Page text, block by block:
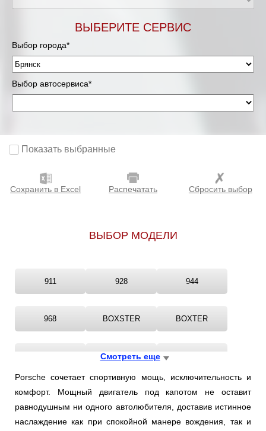
ВЫБЕРИТЕ СЕРВИС
Выбор города*
Выбор автосервиса*
Показать выбранные
Сохранить в Excel Распечатать Сбросить выбор
ВЫБОР МОДЕЛИ
911 928 944
968 BOXSTER BOXTER
CAYMAN
PANAMERA
Смотреть еще
Porsche сочетает спортивную мощь, исключительность и
комфорт. Мощный двигатель под капотом не оставит
равнодушным ни одного автолюбителя, доставив истинное
наслаждение как при спокойной манере вождения, так и